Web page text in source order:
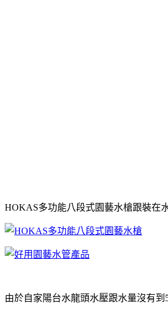
HOKAS多功能八段式園藝水槍跟裝在
由於自家陽台水龍頭水壓跟水量沒有到